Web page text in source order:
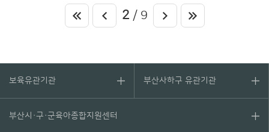
2 / 9
보육유관기관 부산사하구 유관기관
부산시·구·군육아종합지원센터